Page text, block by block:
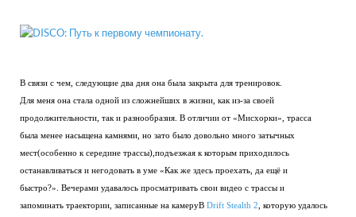
В связи с чем, следующие два дня она была закрыта для тренировок.
Для меня она стала одной из сложнейших в жизни, как из-за своей
продолжительности, так и разнообразия. В отличии от «Мисхорки», трасса
была менее насыщена камнями, но зато было довольно много затычных
мест(особенно к середине трассы),подъезжая к которым приходилось
останавливаться и негодовать в уме «Как же здесь проехать, да ещё и
быстро?». Вечерами удавалось просматривать свои видео с трассы и
запоминать траектории, записанные на камеруВ Drift Stealth 2 , которую удалось